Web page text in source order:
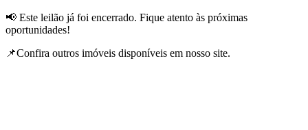
📢 Este leilão já foi encerrado. Fique atento às próximas
oportunidades!
📌Confira outros imóveis disponíveis em nosso site.